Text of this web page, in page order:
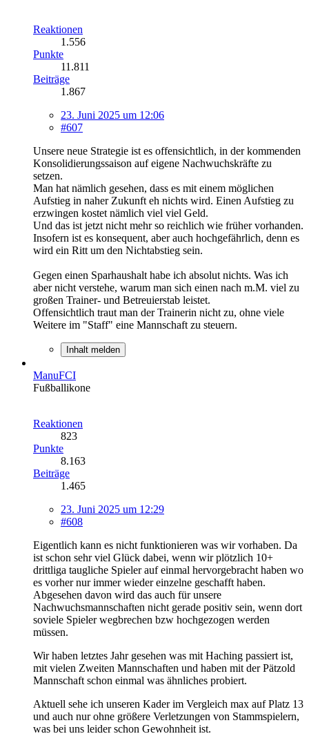
Reaktionen
1.556
Punkte
11.811
Beiträge
1.867
23. Juni 2025 um 12:06
#607
Unsere neue Strategie ist es offensichtlich, in der kommenden
Konsolidierungssaison auf eigene Nachwuchskräfte zu
setzen.
Man hat nämlich gesehen, dass es mit einem möglichen
Aufstieg in naher Zukunft eh nichts wird. Einen Aufstieg zu
erzwingen kostet nämlich viel viel Geld.
Und das ist jetzt nicht mehr so reichlich wie früher vorhanden.
Insofern ist es konsequent, aber auch hochgefährlich, denn es
wird ein Ritt um den Nichtabstieg sein.
Gegen einen Sparhaushalt habe ich absolut nichts. Was ich
aber nicht verstehe, warum man sich einen nach m.M. viel zu
großen Trainer- und Betreuierstab leistet.
Offensichtlich traut man der Trainerin nicht zu, ohne viele
Weitere im "Staff" eine Mannschaft zu steuern.
Inhalt melden
ManuFCI
Fußballikone
Reaktionen
823
Punkte
8.163
Beiträge
1.465
23. Juni 2025 um 12:29
#608
Eigentlich kann es nicht funktionieren was wir vorhaben. Da
ist schon sehr viel Glück dabei, wenn wir plötzlich 10+
drittliga taugliche Spieler auf einmal hervorgebracht haben wo
es vorher nur immer wieder einzelne geschafft haben.
Abgesehen davon wird das auch für unsere
Nachwuchsmannschaften nicht gerade positiv sein, wenn dort
soviele Spieler wegbrechen bzw hochgezogen werden
müssen.
Wir haben letztes Jahr gesehen was mit Haching passiert ist,
mit vielen Zweiten Mannschaften und haben mit der Pätzold
Mannschaft schon einmal was ähnliches probiert.
Aktuell sehe ich unseren Kader im Vergleich max auf Platz 13
und auch nur ohne größere Verletzungen von Stammspielern,
was bei uns leider schon Gewohnheit ist.